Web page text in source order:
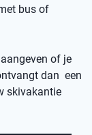
bus of
of je
dan een
skivakantie